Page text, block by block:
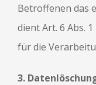
Betroffenen das
dient Art. 6 Abs.
für die
3.